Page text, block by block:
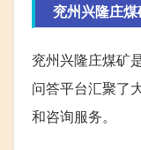
兖州兴隆庄
兖州兴隆庄煤矿
问答平台汇聚了
和咨询服务。